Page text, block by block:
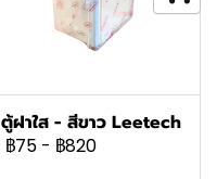
ตู้ฝาใส - สีขาว Leetech
฿75 - ฿820